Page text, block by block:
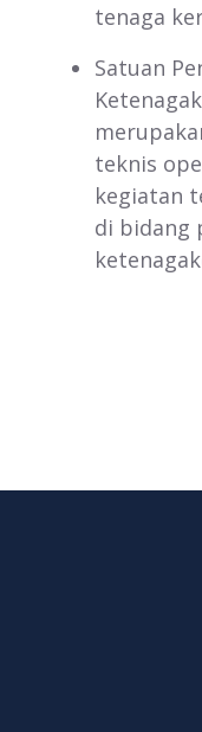
tenaga
Satuan
teknis
kegiatan
di bidang